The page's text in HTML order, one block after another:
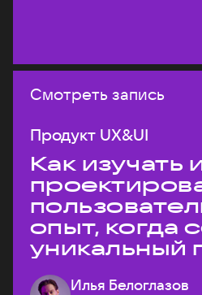
Смотреть запись
Продукт UX&UI
Как изучать
опыт, когда
уникальный
на рынке?
Илья Белоглазов